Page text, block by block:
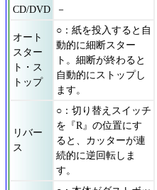
CD/DVD －
オート
スター
ト・ス
トップ
○：紙を投入すると自
動的に細断スター
ト。細断が終わると
自動的にストップし
ます。
リバー
ス
○：切り替えスイッチ
を『R』の位置にす
ると、カッターが連
続的に逆回転しま
す。